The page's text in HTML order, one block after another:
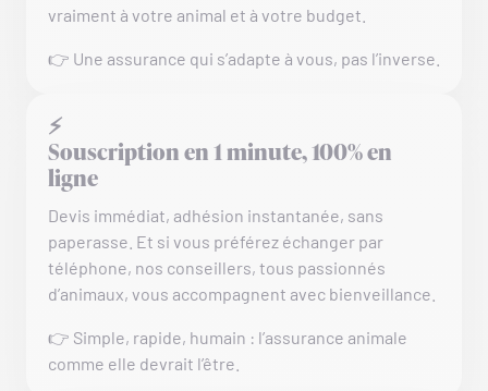
vraiment à votre animal et à votre budget.
👉 Une assurance qui s’adapte à vous, pas l’inverse.
⚡
Souscription en 1 minute, 100% en
ligne
Devis immédiat, adhésion instantanée, sans
paperasse. Et si vous préférez échanger par
téléphone, nos conseillers, tous passionnés
d’animaux, vous accompagnent avec bienveillance.
👉 Simple, rapide, humain : l’assurance animale
comme elle devrait l’être.